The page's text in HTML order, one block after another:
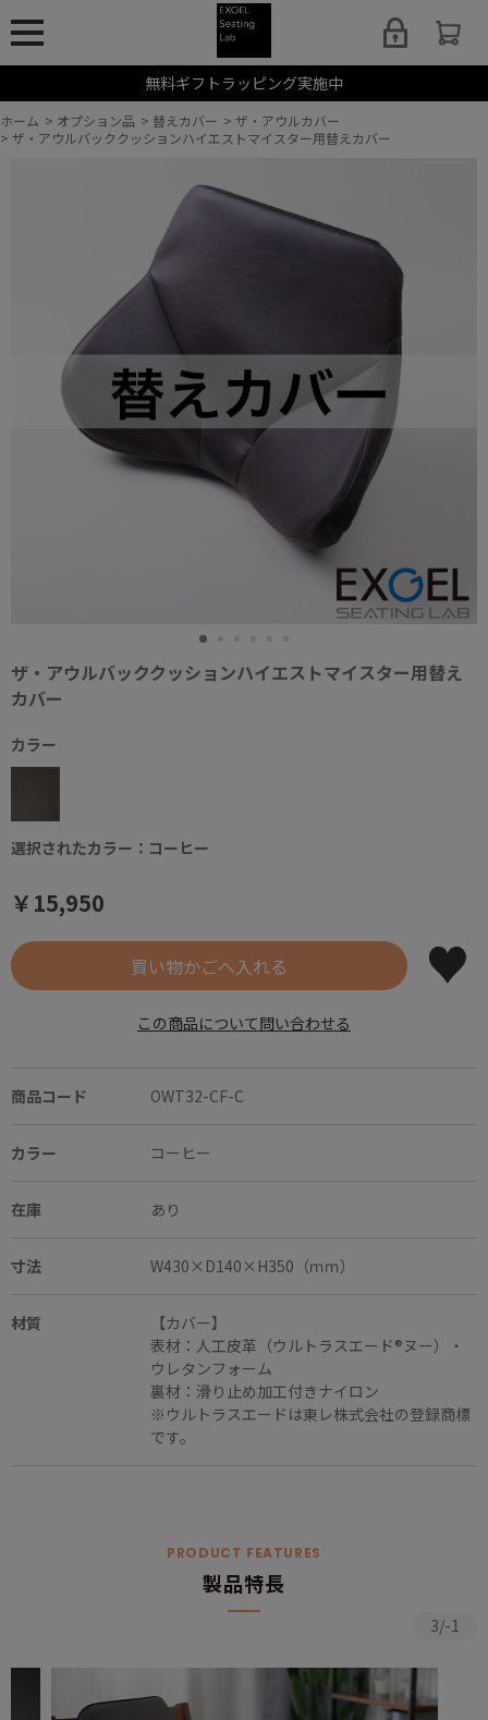
無料ギフトラッピング実施中
ホーム > オプション品 > 替えカバー > ザ・アウルカバー
> ザ・アウルバッククッションハイエストマイスター用替えカバー
ザ・アウルバッククッションハイエストマイスター用替え
カバー
￥15,950
商品コード OWT32-CF-C
カラー コーヒー
在庫 あり
寸法 W430×D140×H350（ｍｍ）
材質
【カバー】
表材：人工皮革（ウルトラスエード®ヌー）・
ウレタンフォーム
裏材：滑り止め加工付きナイロン
※ウルトラスエードは東レ株式会社の登録商標
です。
カラー
選択されたカラー：コーヒー
この商品について問い合わせる
PRODUCT FEATURES
製品特長
3/-1